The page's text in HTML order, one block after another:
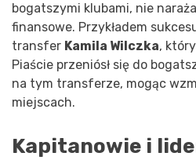
bogatszymi klubami, nie
finansowe. Przykładem
transfer Kamila Wilczka,
Piaście przeniósł się do
na tym transferze, mogąc
miejscach.
Kapitanowie i